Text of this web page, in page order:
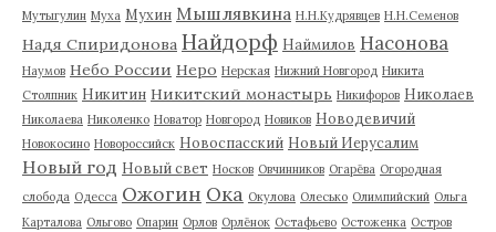
Мутыгулин Муха Мухин Мышлявкина Н.Н.Кудрявцев Н.Н.Семенов
Надя Спиридонова Найдорф Наймилов Насонова
Наумов Небо России Неро Нерская Нижний Новгород Никита
Столпник Никитин Никитский монастырь Никифоров Николаев
Николаева Николенко Новатор Новгород Новиков Новодевичий
Новокосино Новороссийск Новоспасский Новый Иерусалим
Новый год Новый свет Носков Овчинников Огарёва Огородная
слобода Одесса Ожогин Ока Окулова Олесько Олимпийский Ольга
Карталова Ольгово Опарин Орлов Орлёнок Остафьево Остоженка Остров